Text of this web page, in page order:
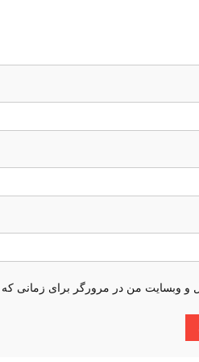
و وبسایت من در مرورگر برای زمانی که